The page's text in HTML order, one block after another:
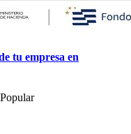
tu empresa en